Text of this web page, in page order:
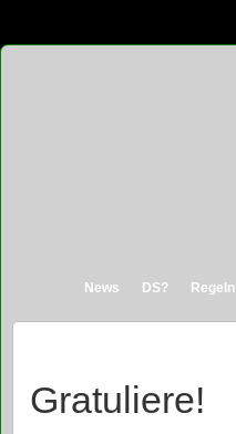
News DS? Regeln
Gratuliere!